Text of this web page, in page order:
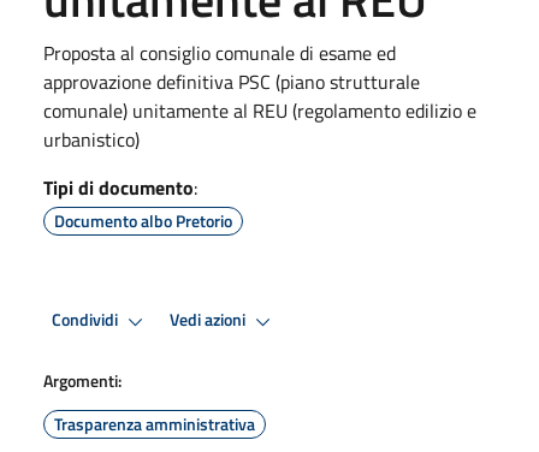
Proposta al consiglio comunale di esame ed
approvazione definitiva PSC (piano strutturale
comunale) unitamente al REU (regolamento edilizio e
urbanistico)
Tipi di documento:
Documento albo Pretorio
Condividi Vedi azioni
Argomenti:
Trasparenza amministrativa